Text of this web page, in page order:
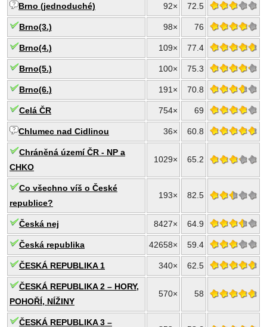
Brno (jednoduché) 92× 72.5
Brno(3.) 98× 76
Brno(4.) 109× 77.4
Brno(5.) 100× 75.3
Brno(6.) 191× 70.8
Celá ČR 754× 69
Chlumec nad Cidlinou 36× 60.8
Chráněná území ČR - NP a
CHKO
1029× 65.2
Co všechno víš o České
republice?
193× 82.5
Česká nej 8427× 64.9
Česká republika 42658× 59.4
ČESKÁ REPUBLIKA 1 340× 62.5
ČESKÁ REPUBLIKA 2 – HORY,
POHOŘÍ, NÍŽINY
570× 58
ČESKÁ REPUBLIKA 3 –